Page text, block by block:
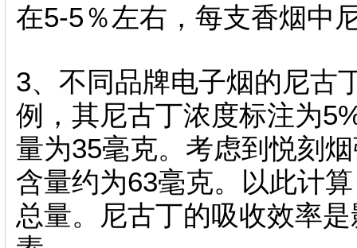
在5-5％左右，每支香烟中
3、不同品牌电子烟的尼古
例，其尼古丁浓度标注为
量为35毫克。考虑到悦刻
含量约为63毫克。以此计
总量。尼古丁的吸收效率